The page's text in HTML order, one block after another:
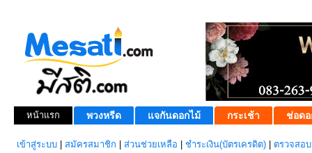
หน้าแรก พวงหรีด แจกันดอกไม้ กระเช้า ช่อดอ
เข้าสู่ระบบ สมัครสมาชิก ส่วนช่วยเหลือ ชำระเงิน(บัตรเครดิต) ตรวจสอ